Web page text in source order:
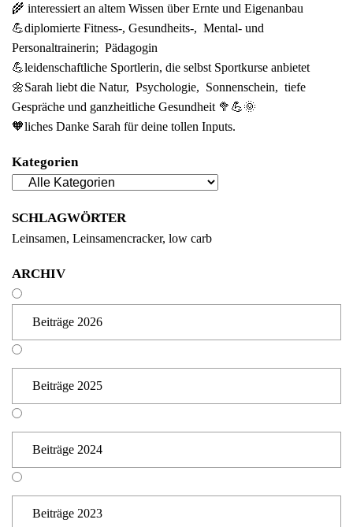
🌾 interessiert an altem Wissen über Ernte und Eigenanbau
💪diplomierte Fitness-, Gesundheits-, Mental- und
Personaltrainerin; Pädagogin
💪leidenschaftliche Sportlerin, die selbst Sportkurse anbietet
🌼Sarah liebt die Natur, Psychologie, Sonnenschein, tiefe
Gespräche und ganzheitliche Gesundheit 🥦💪🌞
🧡liches Danke Sarah für deine tollen Inputs.
Kategorien
SCHLAGWÖRTER
Leinsamen Leinsamencracker low carb
ARCHIV
Beiträge 2026
Beiträge 2025
Beiträge 2024
Beiträge 2023